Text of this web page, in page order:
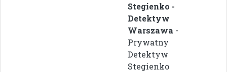
Stegienko -
Detektyw
Warszawa -
Prywatny
Detektyw
Stegienko